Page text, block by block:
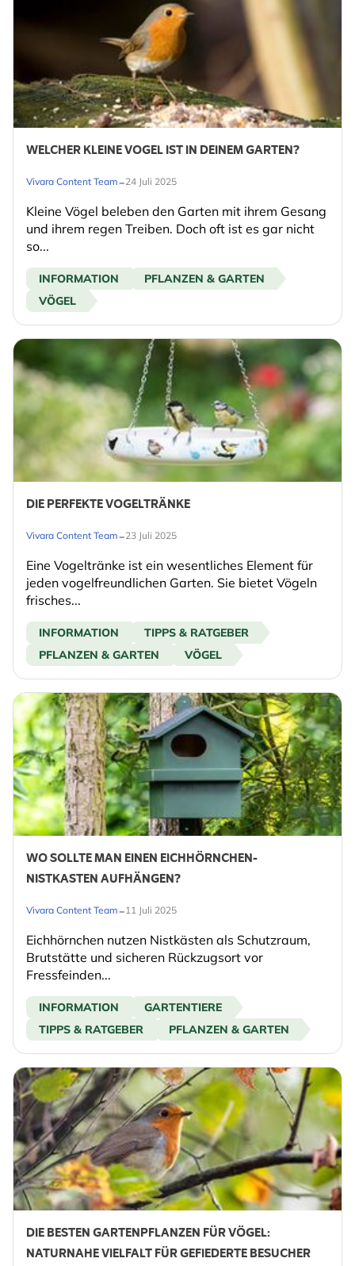
WELCHER KLEINE VOGEL IST IN DEINEM GARTEN?
Vivara Content Team-24 Juli 2025
Kleine Vögel beleben den Garten mit ihrem Gesang
und ihrem regen Treiben. Doch oft ist es gar nicht
so...
INFORMATION
PFLANZEN & GARTEN
VÖGEL
DIE PERFEKTE VOGELTRÄNKE
Vivara Content Team-23 Juli 2025
Eine Vogeltränke ist ein wesentliches Element für
jeden vogelfreundlichen Garten. Sie bietet Vögeln
frisches...
INFORMATION
TIPPS & RATGEBER
PFLANZEN & GARTEN
VÖGEL
WO SOLLTE MAN EINEN EICHHÖRNCHEN-
NISTKASTEN AUFHÄNGEN?
Vivara Content Team-11 Juli 2025
Eichhörnchen nutzen Nistkästen als Schutzraum,
Brutstätte und sicheren Rückzugsort vor
Fressfeinden...
INFORMATION
GARTENTIERE
TIPPS & RATGEBER
PFLANZEN & GARTEN
DIE BESTEN GARTENPFLANZEN FÜR VÖGEL:
NATURNAHE VIELFALT FÜR GEFIEDERTE BESUCHER